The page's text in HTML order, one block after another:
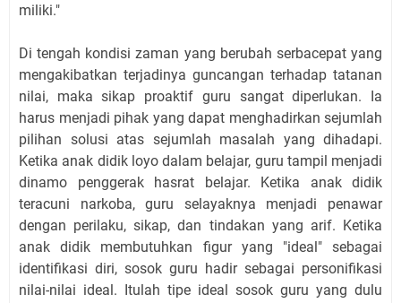
miliki."
Di tengah kondisi zaman yang berubah serbacepat yang
mengakibatkan terjadinya guncangan terhadap tatanan
nilai, maka sikap proaktif guru sangat diperlukan. Ia
harus menjadi pihak yang dapat menghadirkan sejumlah
pilihan solusi atas sejumlah masalah yang dihadapi.
Ketika anak didik loyo dalam belajar, guru tampil menjadi
dinamo penggerak hasrat belajar. Ketika anak didik
teracuni narkoba, guru selayaknya menjadi penawar
dengan perilaku, sikap, dan tindakan yang arif. Ketika
anak didik membutuhkan figur yang "ideal" sebagai
identifikasi diri, sosok guru hadir sebagai personifikasi
nilai-nilai ideal. Itulah tipe ideal sosok guru yang dulu